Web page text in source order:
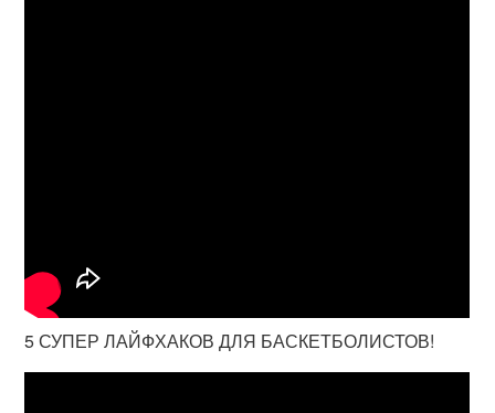
5 СУПЕР ЛАЙФХАКОВ ДЛЯ БАСКЕТБОЛИСТОВ!